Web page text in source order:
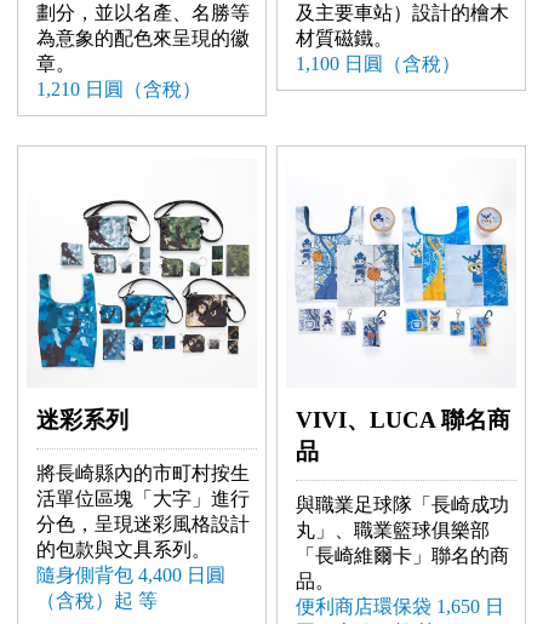
劃分，並以名產、名勝等
為意象的配色來呈現的徽
章。
1,210 日圓（含稅）
及主要車站）設計的檜木
材質磁鐵。
1,100 日圓（含稅）
迷彩系列
將長崎縣內的市町村按生
活單位區塊「大字」進行
分色，呈現迷彩風格設計
的包款與文具系列。
隨身側背包 4,400 日圓
（含稅）起 等
VIVI、LUCA 聯名商
品
與職業足球隊「長崎成功
丸」、職業籃球俱樂部
「長崎維爾卡」聯名的商
品。
便利商店環保袋 1,650 日